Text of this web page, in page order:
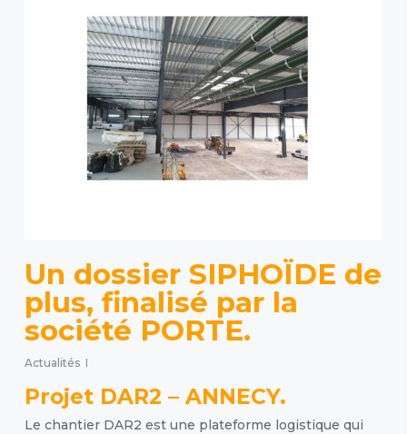
Un dossier SIPHOÏDE de
plus, finalisé par la
société PORTE.
Actualités
Projet DAR2 – ANNECY.
Le chantier DAR2 est une plateforme logistique qui